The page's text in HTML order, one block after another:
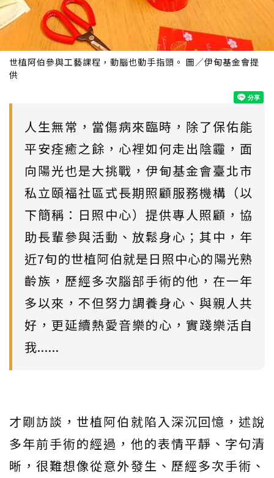
世植阿伯參與工藝課程，動腦也動手指頭。 圖／伊甸基金會提
供
人生無常，當傷病來臨時，除了保佑能
平安痊癒之餘，心裡如何走出陰霾，面
向陽光也是大挑戰，伊甸基金會臺北市
私立頤福社區式長期照顧服務機構（以
下簡稱：日照中心）提供專人照顧，協
助長輩參與活動、放鬆身心；其中，年
近7旬的世植阿伯就是日照中心的陽光熟
齡族，歷經多次腦部手術的他，在一年
多以來，不但努力調養身心、與親人共
好，更延續熱愛音樂的心，實踐樂活自
我......
才剛訪談，世植阿伯就陷入深沉回憶，述說
多年前手術的經過，他的表情平靜、字句清
晰，很難想像從意外發生、歷經多次手術、